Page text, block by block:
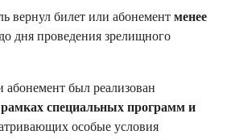
вернул билет или абонемент менее
до дня проведения зрелищного
абонемент был реализован
специальных программ и
особые условия